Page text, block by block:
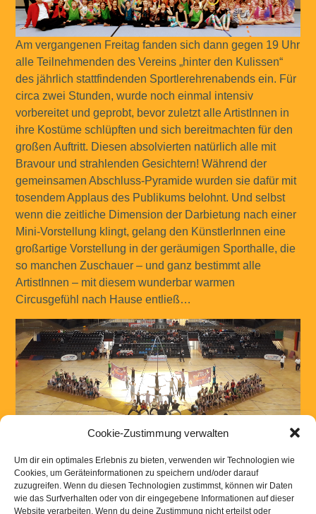
Cookie-Zustimmung verwalten
Um dir ein optimales Erlebnis zu bieten, verwenden wir Technologien wie
Cookies, um Geräteinformationen zu speichern und/oder darauf
zuzugreifen. Wenn du diesen Technologien zustimmst, können wir Daten
wie das Surfverhalten oder von dir eingegebene Informationen auf dieser
Website verarbeiten. Wenn du deine Zustimmung nicht erteilst oder
Am vergangenen Freitag fanden sich dann gegen 19 Uhr
alle Teilnehmenden des Vereins „hinter den Kulissen“
des jährlich stattfindenden Sportlerehrenabends ein. Für
circa zwei Stunden, wurde noch einmal intensiv
vorbereitet und geprobt, bevor zuletzt alle ArtistInnen in
ihre Kostüme schlüpften und sich bereitmachten für den
großen Auftritt. Diesen absolvierten natürlich alle mit
Bravour und strahlenden Gesichtern! Während der
gemeinsamen Abschluss-Pyramide wurden sie dafür mit
tosendem Applaus des Publikums belohnt. Und selbst
wenn die zeitliche Dimension der Darbietung nach einer
Mini-Vorstellung klingt, gelang den KünstlerInnen eine
großartige Vorstellung in der geräumigen Sporthalle, die
so manchen Zuschauer – und ganz bestimmt alle
ArtistInnen – mit diesem wunderbar warmen
Circusgefühl nach Hause entließ…
Freunde des Vereins ein schöner Jahresabschluss, mit
dem der Kinder- und Jungendcircus Blamage e. V. seine
Mitglieder nun endgültig in die Winterpause entlässt!